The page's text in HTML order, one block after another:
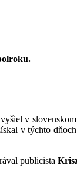
v
v týchto
publicista